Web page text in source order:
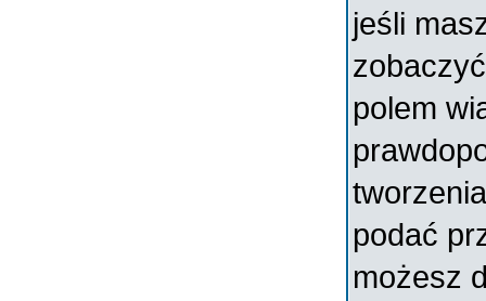
jeśli
polem
podać
możesz